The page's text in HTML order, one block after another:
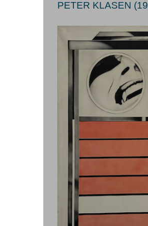
PETER KLASEN